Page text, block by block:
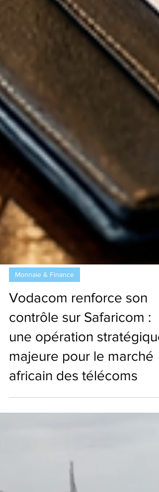
Monnaie & Finance
Vodacom renforce son
contrôle sur Safaricom :
une opération stratégique
majeure pour le marché
africain des télécoms